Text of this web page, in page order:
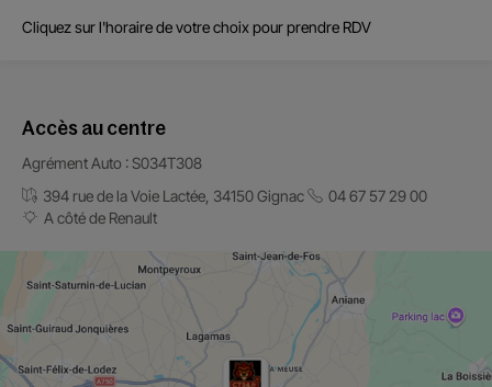
Cliquez sur l'horaire de votre choix pour prendre RDV
Accès au centre
Agrément Auto : S034T308
394 rue de la Voie Lactée, 34150 Gignac
04 67 57 29 00
A côté de Renault